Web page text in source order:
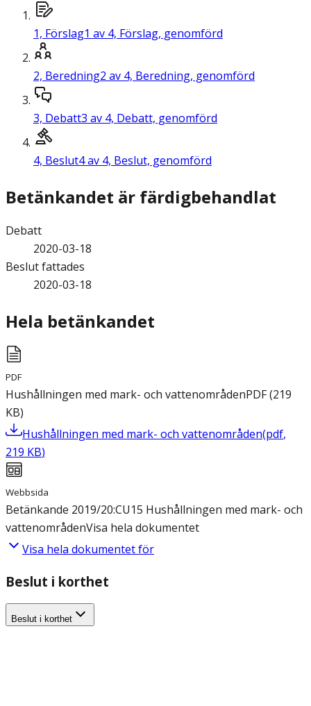
1, Förslag1 av 4, Förslag, genomförd
2, Beredning2 av 4, Beredning, genomförd
3, Debatt3 av 4, Debatt, genomförd
4, Beslut4 av 4, Beslut, genomförd
Betänkandet är färdigbehandlat
Debatt
2020-03-18
Beslut fattades
2020-03-18
Hela betänkandet
PDF
Hushållningen med mark- och vattenområdenPDF(219
KB)
Hushållningen med mark- och vattenområden(pdf,
219 KB)
Webbsida
Betänkande 2019/20:CU15 Hushållningen med mark- och
vattenområdenVisa hela dokumentet
Visa hela dokumentet för
Beslut i korthet
Beslut i korthet